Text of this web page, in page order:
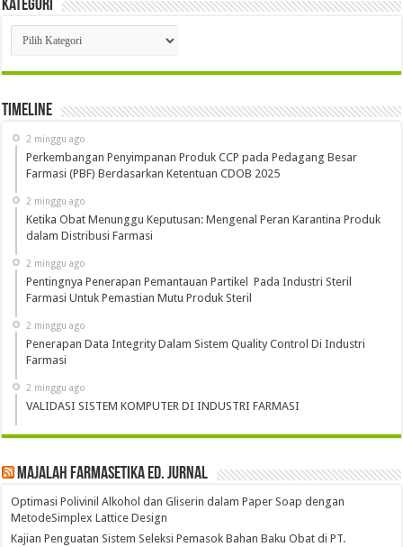
Kategori
Kategori
Timeline
2 minggu ago
Perkembangan Penyimpanan Produk CCP pada Pedagang Besar
Farmasi (PBF) Berdasarkan Ketentuan CDOB 2025
2 minggu ago
Ketika Obat Menunggu Keputusan: Mengenal Peran Karantina Produk
dalam Distribusi Farmasi
2 minggu ago
Pentingnya Penerapan Pemantauan Partikel Pada Industri Steril
Farmasi Untuk Pemastian Mutu Produk Steril
2 minggu ago
Penerapan Data Integrity Dalam Sistem Quality Control Di Industri
Farmasi
2 minggu ago
VALIDASI SISTEM KOMPUTER DI INDUSTRI FARMASI
Majalah Farmasetika Ed. Jurnal
Optimasi Polivinil Alkohol dan Gliserin dalam Paper Soap dengan
MetodeSimplex Lattice Design
Kajian Penguatan Sistem Seleksi Pemasok Bahan Baku Obat di PT.